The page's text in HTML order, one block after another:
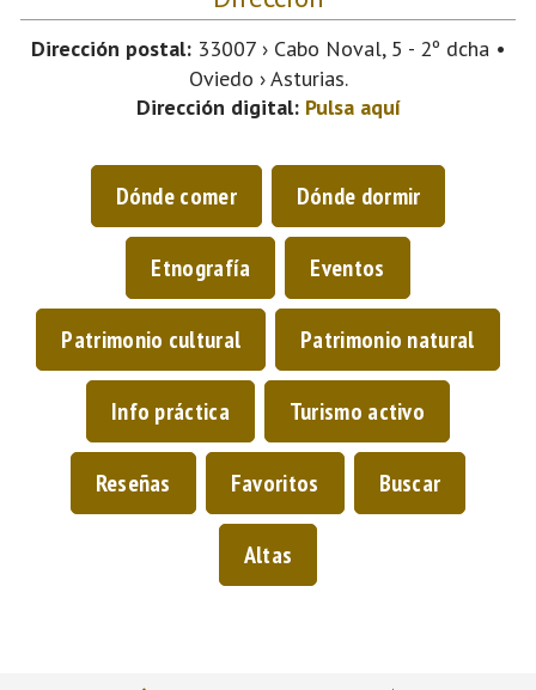
Dirección postal:33007 › Cabo Noval, 5 - 2º dcha •
Oviedo › Asturias.
Dirección digital: Pulsa aquí
Dónde comer Dónde dormir
Etnografía Eventos
Patrimonio cultural Patrimonio natural
Info práctica Turismo activo
Reseñas Favoritos Buscar
Altas